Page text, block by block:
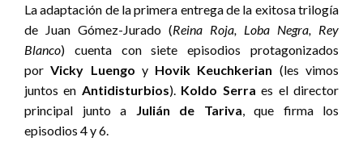
La adaptación de la primera entrega de la exitosa trilogía
de Juan Gómez-Jurado (Reina Roja, Loba Negra, Rey
Blanco) cuenta con siete episodios protagonizados
porVicky Luengo y Hovik Keuchkerian (les vimos
juntos en Antidisturbios). Koldo Serra es el director
principal junto a Julián de Tariva, que firma los
episodios 4 y 6.